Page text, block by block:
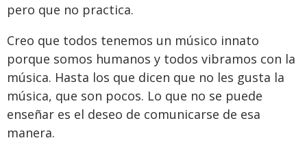
pero que no practica.
Creo que todos tenemos un músico innato
porque somos humanos y todos vibramos con la
música. Hasta los que dicen que no les gusta la
música, que son pocos. Lo que no se puede
enseñar es el deseo de comunicarse de esa
manera.